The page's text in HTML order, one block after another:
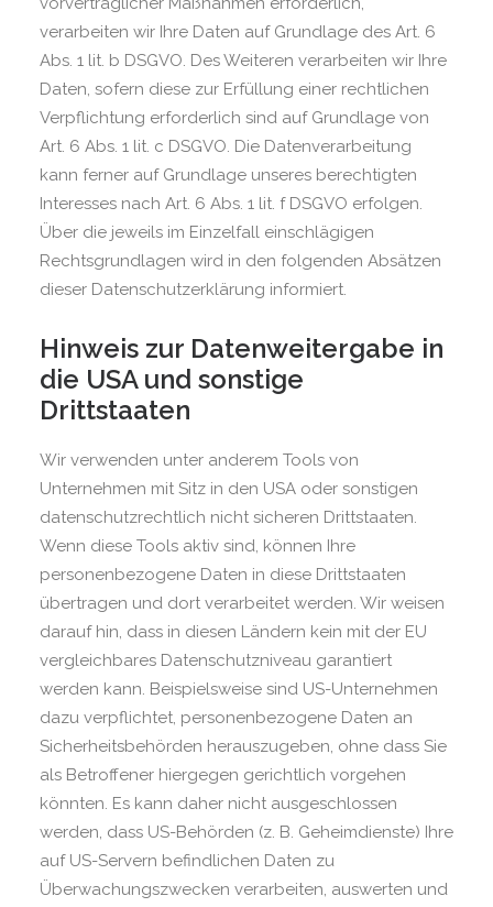
verarbeiten wir Ihre Daten auf Grundlage des Art. 6
Abs. 1 lit. b DSGVO. Des Weiteren verarbeiten wir Ihre
Daten, sofern diese zur Erfüllung einer rechtlichen
Verpflichtung erforderlich sind auf Grundlage von
Art. 6 Abs. 1 lit. c DSGVO. Die Datenverarbeitung
kann ferner auf Grundlage unseres berechtigten
Interesses nach Art. 6 Abs. 1 lit. f DSGVO erfolgen.
Über die jeweils im Einzelfall einschlägigen
Rechtsgrundlagen wird in den folgenden Absätzen
dieser Datenschutzerklärung informiert.
Hinweis zur Datenweitergabe in
die USA und sonstige
Drittstaaten
Wir verwenden unter anderem Tools von
Unternehmen mit Sitz in den USA oder sonstigen
datenschutzrechtlich nicht sicheren Drittstaaten.
Wenn diese Tools aktiv sind, können Ihre
personenbezogene Daten in diese Drittstaaten
übertragen und dort verarbeitet werden. Wir weisen
darauf hin, dass in diesen Ländern kein mit der EU
vergleichbares Datenschutzniveau garantiert
werden kann. Beispielsweise sind US-Unternehmen
dazu verpflichtet, personenbezogene Daten an
Sicherheitsbehörden herauszugeben, ohne dass Sie
als Betroffener hiergegen gerichtlich vorgehen
könnten. Es kann daher nicht ausgeschlossen
werden, dass US-Behörden (z. B. Geheimdienste) Ihre
auf US-Servern befindlichen Daten zu
Überwachungszwecken verarbeiten, auswerten und